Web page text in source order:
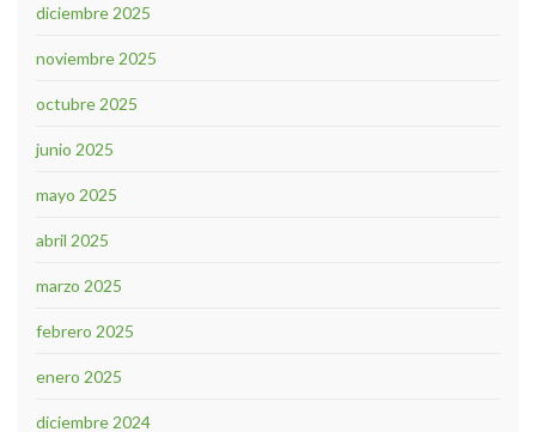
diciembre 2025
noviembre 2025
octubre 2025
junio 2025
mayo 2025
abril 2025
marzo 2025
febrero 2025
enero 2025
diciembre 2024